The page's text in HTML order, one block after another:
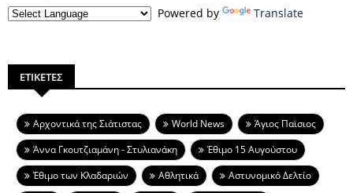
Powered by Translate
ΕΤΙΚΕΤΕΣ
Aρχοντικά της Σιάτιστας World News
Άγιος Παϊσιος
Άννα Γκουτζιαμάνη - Στυλιανάκη
Έθιμο 15 Αυγούστου
Έθιμο των Κλαδαριών
Αθλητικά
Αστυνομικό Δελτίο